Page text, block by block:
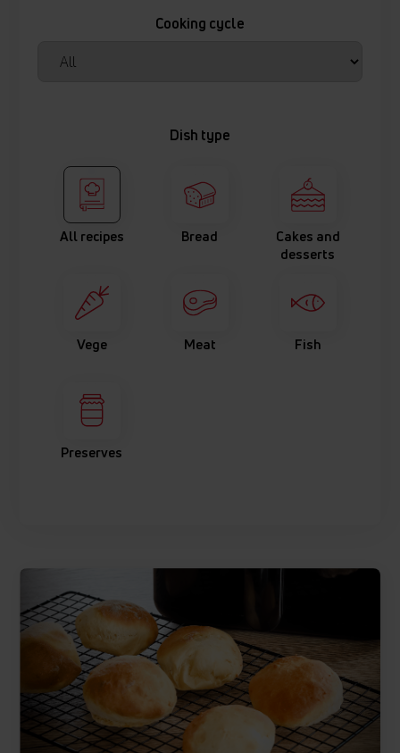
Cooking cycle
Dish type
All recipes Bread
Cakes and
desserts
Vege Meat Fish
Preserves